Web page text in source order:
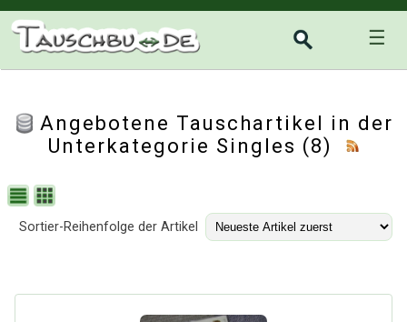
☰
Angebotene Tauschartikel in der
Unterkategorie Singles (8)
Sortier-Reihenfolge der Artikel